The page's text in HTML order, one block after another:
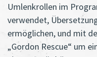
Umlenkrollen im
verwendet,
ermöglichen, und mit
„Gordon Rescue“ um